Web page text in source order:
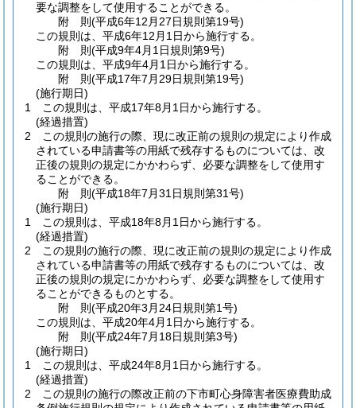
要な調整をして使用することができる。
附 則(平成6年12月27日規則第19号)
この規則は、平成6年12月1日から施行する。
附 則(平成9年4月1日規則第9号)
この規則は、平成9年4月1日から施行する。
附 則(平成17年7月29日規則第19号)
(施行期日)
1
この規則は、平成17年8月1日から施行する。
(経過措置)
2
この規則の施行の際、現に改正前の規則の規定により作成
されている申請書等の用紙で残存するものについては、改
正後の規則の規定にかかわらず、必要な調整をして使用す
ることができる。
附 則(平成18年7月31日規則第31号)
(施行期日)
1
この規則は、平成18年8月1日から施行する。
(経過措置)
2
この規則の施行の際、現に改正前の規則の規定により作成
されている申請書等の用紙で残存するものについては、改
正後の規則の規定にかかわらず、必要な調整をして使用す
ることができるものとする。
附 則(平成20年3月24日規則第1号)
この規則は、平成20年4月1日から施行する。
附 則(平成24年7月18日規則第3号)
(施行期日)
1
この規則は、平成24年8月1日から施行する。
(経過措置)
2
この規則の施行の際改正前の下市町心身障害者医療費助成